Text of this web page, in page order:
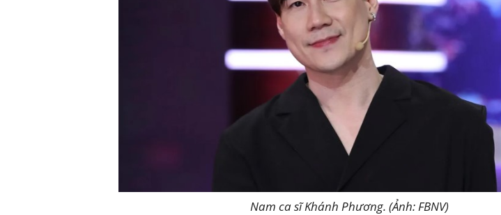
Nam ca sĩ Khánh Phương. (Ảnh: FBNV)